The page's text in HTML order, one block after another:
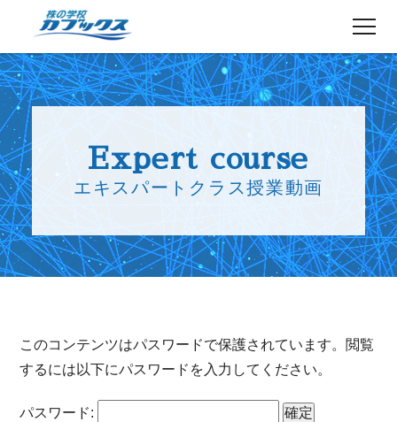
株初心者の方へ
コース紹介
講師紹介
授業日程
生徒さんの声
よくある質問
お問い合わせ
Expert course
エキスパートクラス授業動画
このコンテンツはパスワードで保護されています。閲覧
するには以下にパスワードを入力してください。
パスワード: